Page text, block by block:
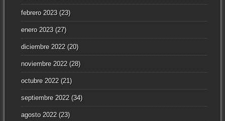
febrero 2023(23)
enero 2023(27)
diciembre 2022(20)
noviembre 2022(28)
octubre 2022(21)
septiembre 2022(34)
agosto 2022(23)